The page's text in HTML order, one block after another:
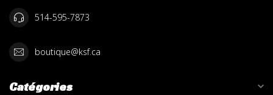
514-595-7873
boutique@ksf.ca
Catégories